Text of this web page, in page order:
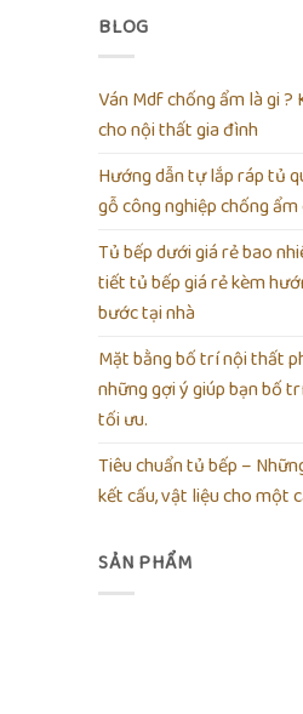
BLOG
Ván Mdf chống ẩm là gi ?
cho nội thất gia đình
Hướng dẫn tự lắp ráp tủ
gỗ công nghiệp chống
Tủ bếp dưới giá rẻ bao
tiết tủ bếp giá rẻ kèm
bước tại nhà
Mặt bằng bố trí nội thất
những gợi ý giúp bạn bố
tối ưu.
Tiêu chuẩn tủ bếp –
kết cấu, vật liệu cho một
SẢN PHẨM